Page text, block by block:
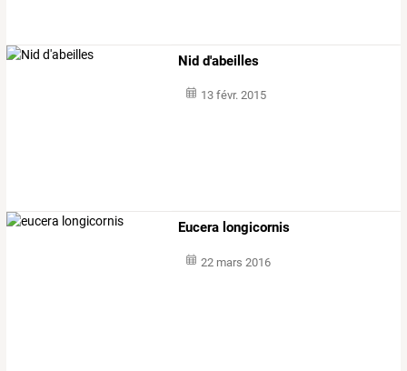
Nid d'abeilles
13 févr. 2015
Eucera longicornis
22 mars 2016